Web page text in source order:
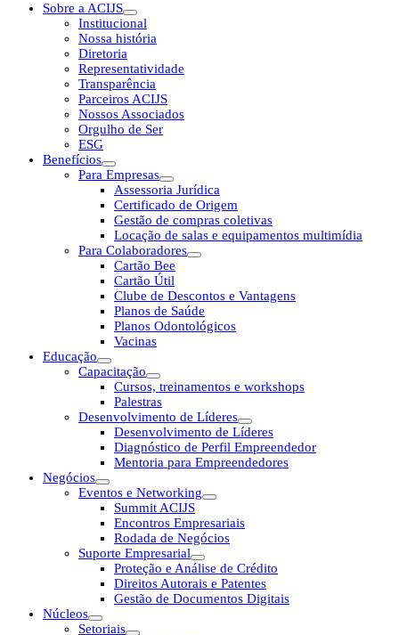
Sobre a ACIJS
Institucional
Nossa história
Diretoria
Representatividade
Transparência
Parceiros ACIJS
Nossos Associados
Orgulho de Ser
ESG
Benefícios
Para Empresas
Assessoria Jurídica
Certificado de Origem
Gestão de compras coletivas
Locação de salas e equipamentos multimídia
Para Colaboradores
Cartão Bee
Cartão Útil
Clube de Descontos e Vantagens
Planos de Saúde
Planos Odontológicos
Vacinas
Educação
Capacitação
Cursos, treinamentos e workshops
Palestras
Desenvolvimento de Líderes
Desenvolvimento de Líderes
Diagnóstico de Perfil Empreendedor
Mentoria para Empreendedores
Negócios
Eventos e Networking
Summit ACIJS
Encontros Empresariais
Rodada de Negócios
Suporte Empresarial
Proteção e Análise de Crédito
Direitos Autorais e Patentes
Gestão de Documentos Digitais
Núcleos
Setoriais